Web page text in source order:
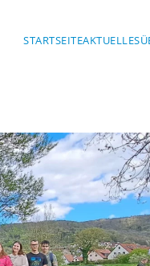
STARTSEITEAKTUELLES